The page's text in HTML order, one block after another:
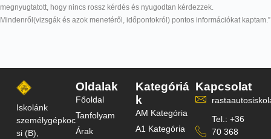
megnyugtatott, hogy nincs rossz kérdés és nyugodtan kérdezzek.
Mindenről(vizsgák és azok menetéről, időpontokról) pontos információkat kaptam.”
Iskolánk
személygépkoc
si (B),
Oldalak
Főoldal
Tanfolyam
Árak
Kategóriá
k
AM Kategória
A1 Kategória
Kapcsolat
Tel.: +36
70 368